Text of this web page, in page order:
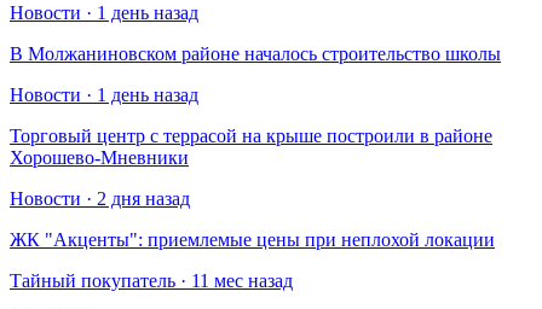
Новости · 1 день назад
В Молжаниновском районе началось строительство школы
Новости · 1 день назад
Торговый центр с террасой на крыше построили в районе
Хорошево-Мневники
Новости · 2 дня назад
​ЖК "Акценты": приемлемые цены при неплохой локации
Тайный покупатель · 11 мес назад